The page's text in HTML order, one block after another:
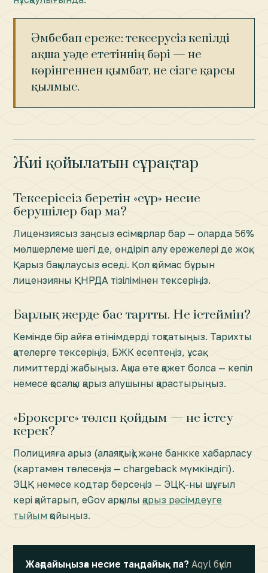
Әмбебап ереже: тексерусіз кепілді
ақша уәде ететіннің бәрі — не
көрінгеннен қымбат, не сізге қарсы
қылмыс.
Жиі қойылатын сұрақтар
Тексеріссіз беретін «сұр» несие
берушілер бар ма?
Лицензиясыз заңсыз өсімқорлар бар — оларда 56%
мөлшерлеме шегі де, өндіріп алу ережелері де жоқ.
Қарыз бақылаусыз өседі. Қол қоймас бұрын
лицензияны ҚНРДА тізілімінен тексеріңіз.
Барлық жерде бас тартты. Не істеймін?
Кемінде бір айға өтінімдерді тоқтатыңыз. Тарихты
қателерге тексеріңіз, БЖК есептеңіз, ұсақ
лимиттерді жабыңыз. Ақша өте қажет болса — кепіл
немесе қосалқы қарыз алушыны қарастырыңыз.
«Брокерге» төлеп қойдым — не істеу
керек?
Полицияға арыз (алаяқтық) және банкке хабарласу
(картамен төлесеңіз — chargeback мүмкіндігі).
ЭЦҚ немесе кодтар берсеңіз — ЭЦҚ-ны шұғыл
кері қайтарып, eGov арқылы қарыз рәсімдеуге
тыйым қойыңыз.
Жағдайыңызға несие таңдайық па? Aqyl бүкіл